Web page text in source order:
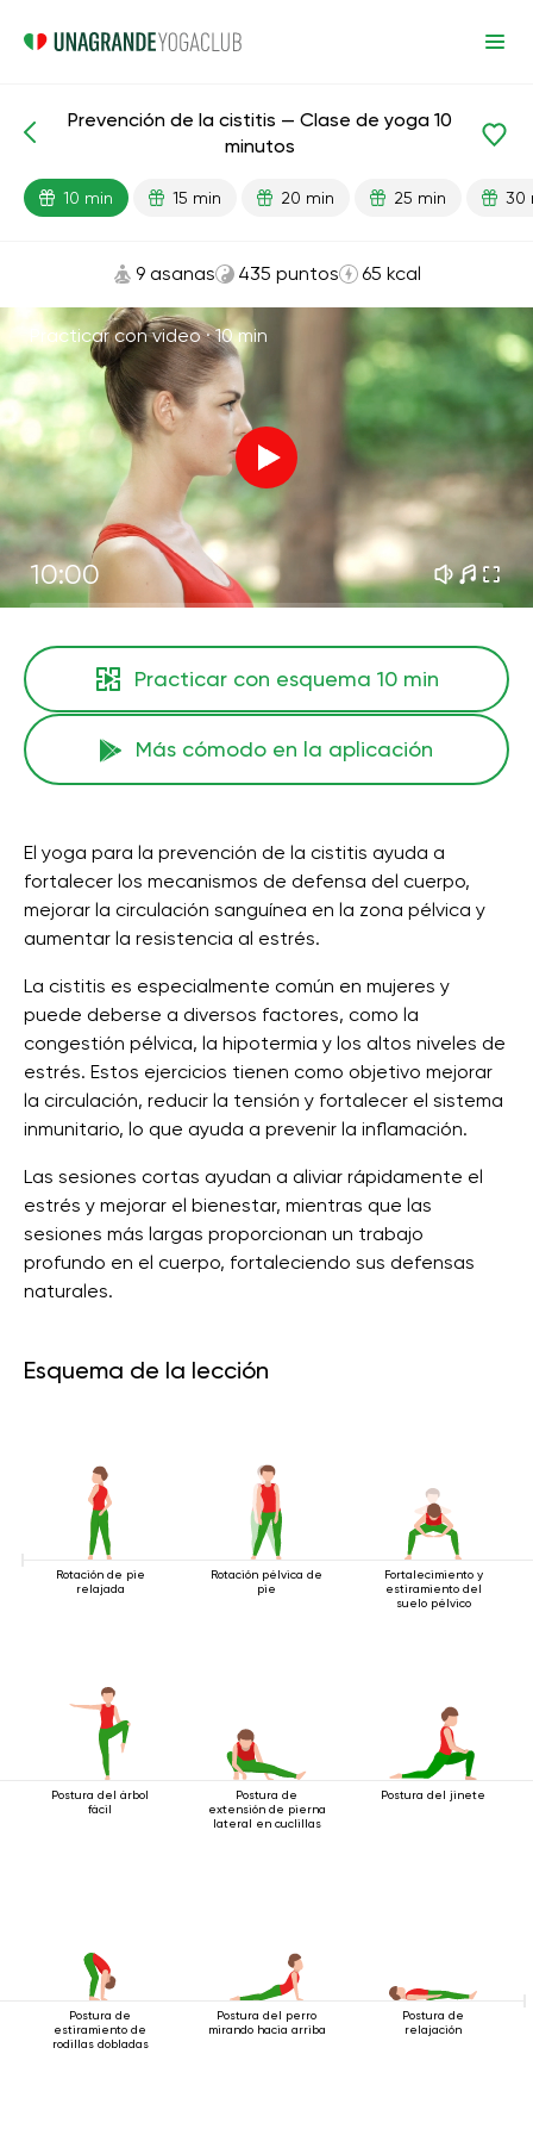
Lecciones preparadas Cistitis
Prevención de la cistitis — Clase de yoga 10
minutos
10 min 15 min 20 min 25 min 30
9 asanas 435 puntos 65 kcal
Practicar con video ·10 min
10:00
Practicar con esquema 10 min
Más cómodo en la aplicación
El yoga para la prevención de la cistitis ayuda a
fortalecer los mecanismos de defensa del cuerpo,
mejorar la circulación sanguínea en la zona pélvica y
aumentar la resistencia al estrés.
La cistitis es especialmente común en mujeres y
puede deberse a diversos factores, como la
congestión pélvica, la hipotermia y los altos niveles de
estrés. Estos ejercicios tienen como objetivo mejorar
la circulación, reducir la tensión y fortalecer el sistema
inmunitario, lo que ayuda a prevenir la inflamación.
Las sesiones cortas ayudan a aliviar rápidamente el
estrés y mejorar el bienestar, mientras que las
sesiones más largas proporcionan un trabajo
profundo en el cuerpo, fortaleciendo sus defensas
naturales.
Esquema de la lección
Rotación de pie
relajada
Rotación pélvica de
pie
Fortalecimiento y
estiramiento del
suelo pélvico
Postura del árbol
fácil
Postura de
extensión de pierna
lateral en cuclillas
Postura del jinete
Postura de
estiramiento de
rodillas dobladas
Postura del perro
mirando hacia arriba
Postura de
relajación